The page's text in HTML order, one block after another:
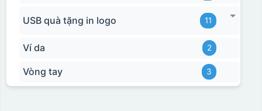
USB quà tặng in logo 11
Ví da 2
Vòng tay 3